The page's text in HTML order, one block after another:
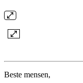
Beste mensen,